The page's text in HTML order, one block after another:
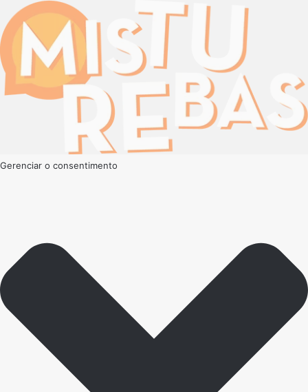
Gerenciar o consentimento